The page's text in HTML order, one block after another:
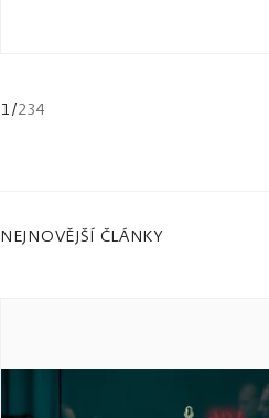
1 /234
NEJNOVĚJŠÍ ČLÁNKY